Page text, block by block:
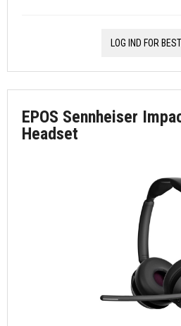
LOG IND FOR
EPOS Sennheiser
Headset